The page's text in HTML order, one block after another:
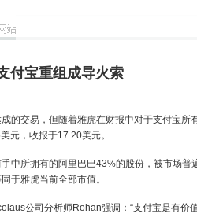
付宝重组成导火索
的交易，但随着雅虎在财报中对于支付宝所
元，收报于17.20美元。
中所拥有的阿里巴巴43%的股份，被市场
于雅虎当前全部市值。
公司分析师Rohan强调：“支付宝是有价